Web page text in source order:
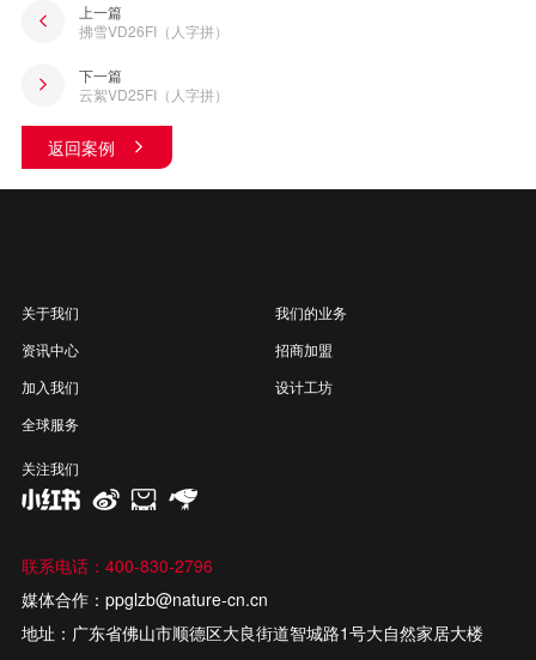
上一篇
拂雪VD26FI（人字拼）
返回案例
下一篇
云絮VD25FI（人字拼）
关于我们
我们的业务
资讯中心
招商加盟
加入我们
设计工坊
全球服务
关注我们
联系电话：400-830-2796
媒体合作：ppglzb@nature-cn.cn
地址：广东省佛山市顺德区大良街道智城路1号大自然家居大楼